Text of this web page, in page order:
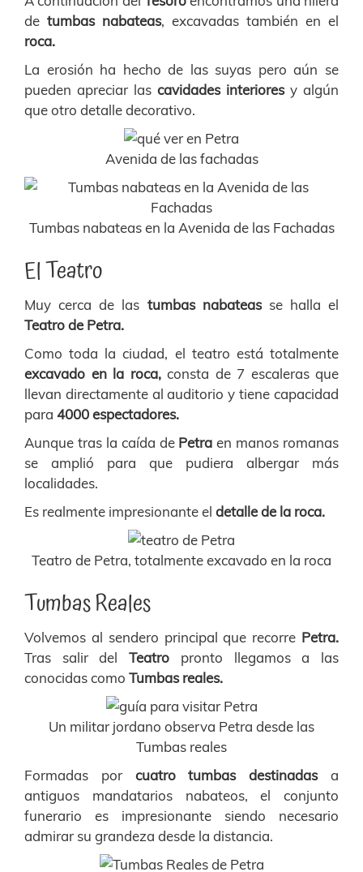
de tumbas nabateas, excavadas también en el
roca.
La erosión ha hecho de las suyas pero aún se
pueden apreciar las cavidades interioresy algún
que otro detalle decorativo.
Avenida de las fachadas
Tumbas nabateas en la Avenida de las Fachadas
El Teatro
Muy cerca de las tumbas nabateasse halla el
Teatro de Petra.
Como toda la ciudad, el teatro está totalmente
excavado en la roca, consta de 7 escaleras que
llevan directamente al auditorio y tiene capacidad
para 4000 espectadores.
Aunque tras la caída de Petra en manos romanas
se amplió para que pudiera albergar más
localidades.
Es realmente impresionante el detalle de la roca.
Teatro de Petra, totalmente excavado en la roca
Tumbas Reales
Volvemos al sendero principal que recorre Petra.
Tras salir del Teatro pronto llegamos a las
conocidas como Tumbas reales.
Un militar jordano observa Petra desde las
Tumbas reales
Formadas por cuatro tumbas destinadasa
antiguos mandatarios nabateos, el conjunto
funerario es impresionante siendo necesario
admirar su grandeza desde la distancia.